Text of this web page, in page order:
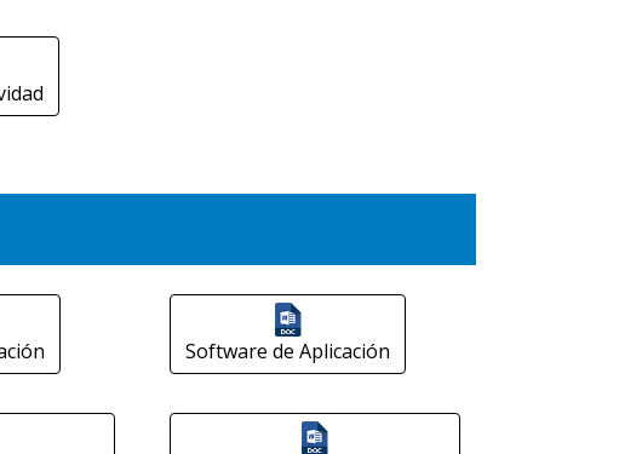
Software de Aplicación